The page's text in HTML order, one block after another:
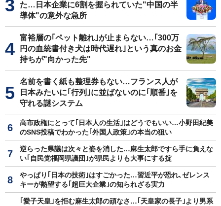
た…日本企業に6割を握られていた"中国の半
導体"の意外な急所
富裕層の｢ペット離れ｣が止まらない…｢300万
円の血統書付き犬は時代遅れ｣という真のお金
持ちが"向かった先"
名前を書く紙も整理券もない…フランス人が
日本みたいに｢行列｣に並ばないのに｢順番｣を
守れる謎システム
高市政権にとって｢日本人の生活｣はどうでもいい…小野田紀美
のSNS投稿でわかった｢外国人政策｣の本当の狙い
逆らった県議は次々と姿を消した…麻生太郎ですら手に負えな
い｢自民党福岡県議団｣が県民よりも大事にする掟
やっぱり｢日本の技術｣はすごかった…習近平が恐れ､ゼレンス
キーが熱望する｢超巨大企業｣の知られざる実力
｢愛子天皇｣を拒む麻生太郎の頑なさ…｢天皇家の長子｣より男系